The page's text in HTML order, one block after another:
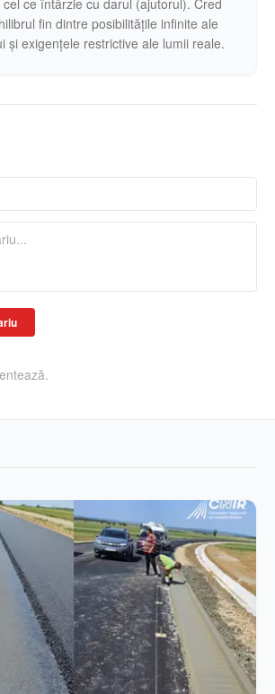
cel ce întârzie cu darul (ajutorul). Cred
fin dintre posibilitățile infinite ale
și exigențele restrictive ale lumii reale.